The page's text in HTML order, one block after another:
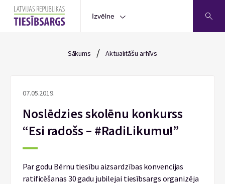
Izvēlne
Sākums / Aktualitāšu arhīvs
07.05.2019.
Noslēdzies skolēnu konkurss
“Esi radošs – #RadiLikumu!”
Par godu Bērnu tiesību aizsardzības konvencijas
ratificēšanas 30 gadu jubilejai tiesībsargs organizēja